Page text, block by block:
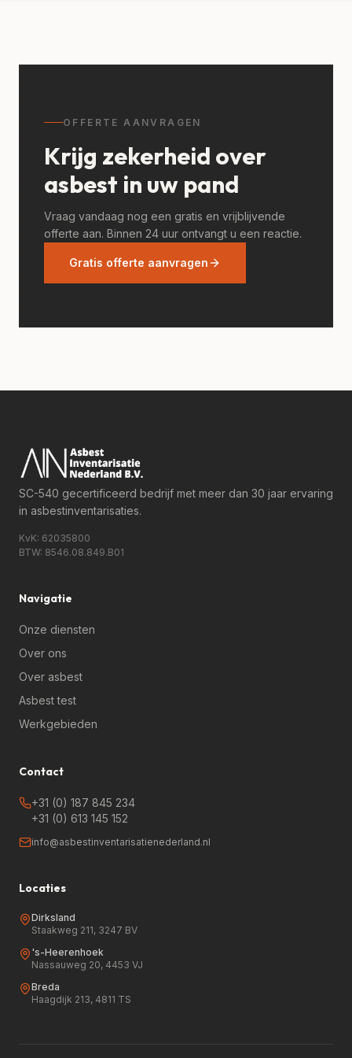
OFFERTE AANVRAGEN
Krijg zekerheid over
asbest in uw pand
Vraag vandaag nog een gratis en vrijblijvende
offerte aan. Binnen 24 uur ontvangt u een reactie.
Gratis offerte aanvragen
SC-540 gecertificeerd bedrijf met meer dan 30 jaar ervaring
in asbestinventarisaties.
KvK: 62035800
BTW: 8546.08.849.B01
Navigatie
Onze diensten
Over ons
Over asbest
Asbest test
Werkgebieden
Contact
+31 (0) 187 845 234
+31 (0) 613 145 152
info@asbestinventarisatienederland.nl
Locaties
Dirksland
Staakweg 211, 3247 BV
's-Heerenhoek
Nassauweg 20, 4453 VJ
Breda
Haagdijk 213, 4811 TS